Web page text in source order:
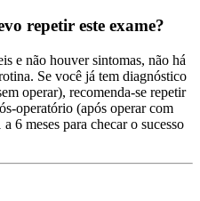
repetir este exame?
e não houver sintomas, não há
Se você já tem diagnóstico
operar), recomenda-se repetir
operatório (após operar com
6 meses para checar o sucesso